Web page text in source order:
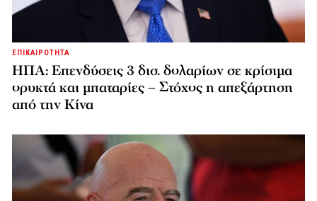
ΕΠΙΚΑΙΡΟΤΗΤΑ
ΗΠΑ: Επενδύσεις 3 δισ. δολαρίων σε κρίσιμα
ορυκτά και μπαταρίες – Στόχος η απεξάρτηση
από την Κίνα